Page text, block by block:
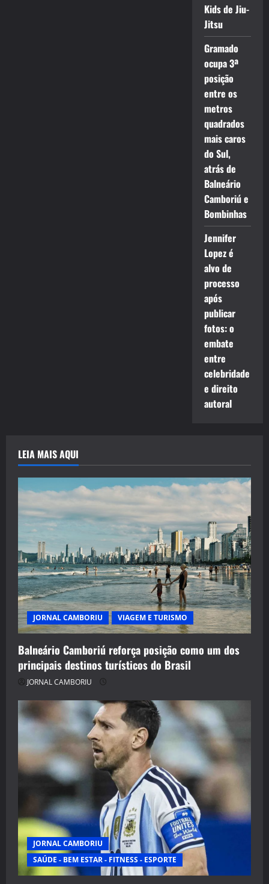
Kids de Jiu-
Jitsu
Gramado
ocupa 3ª
posição
entre os
metros
quadrados
mais caros
do Sul,
atrás de
Balneário
Camboriú e
Bombinhas
Jennifer
Lopez é
alvo de
processo
após
publicar
fotos: o
embate
entre
celebridade
e direito
autoral
LEIA MAIS AQUI
JORNAL CAMBORIU VIAGEM E TURISMO
Balneário Camboriú reforça posição como um dos
principais destinos turísticos do Brasil
JORNAL CAMBORIU
JORNAL CAMBORIU
SAÚDE - BEM ESTAR - FITNESS - ESPORTE